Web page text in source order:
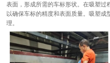
表面，形成所需的车标形状。在吸塑过
以确保车标的精度和表面质量。吸塑
理。